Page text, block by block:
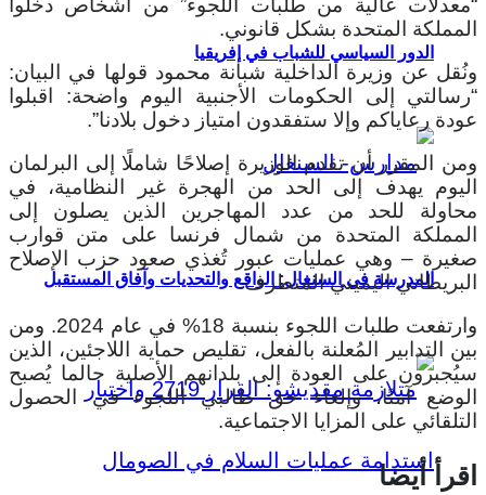
الدور السياسي للشباب في إفريقيا
المدرسة في السنغال: الواقع والتحديات وآفاق المستقبل
“معدلات عالية من طلبات اللجوء” من أشخاص دخلوا
المملكة المتحدة بشكل قانوني.
ونُقل عن وزيرة الداخلية شبانة محمود قولها في البيان:
“رسالتي إلى الحكومات الأجنبية اليوم واضحة: اقبلوا
عودة رعاياكم وإلا ستفقدون امتياز دخول بلادنا”.
ومن المقرر أن تقدم الوزيرة إصلاحًا شاملًا إلى البرلمان
اليوم يهدف إلى الحد من الهجرة غير النظامية، في
محاولة للحد من عدد المهاجرين الذين يصلون إلى
المملكة المتحدة من شمال فرنسا على متن قوارب
صغيرة – وهي عمليات عبور تُغذي صعود حزب الإصلاح
البريطاني اليميني المتطرف.
وارتفعت طلبات اللجوء بنسبة 18% في عام 2024. ومن
بين التدابير المُعلنة بالفعل، تقليص حماية اللاجئين، الذين
سيُجبرون على العودة إلى بلدانهم الأصلية حالما يُصبح
الوضع آمنًا، وإلغاء حق طالبي اللجوء في الحصول
التلقائي على المزايا الاجتماعية.
اقرأ أيضا